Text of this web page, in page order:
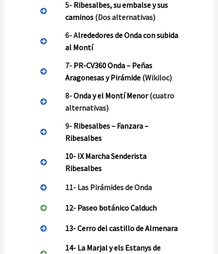
5- Ribesalbes, su embalse y sus
caminos (Dos alternativas)
6- Alrededores de Onda con subida
al Montí
7- PR-CV360 Onda – Peñas
Aragonesas y Pirámide (Wikiloc)
8-Onda y el Montí Menor(cuatro
alternativas)
9- Ribesalbes – Fanzara –
Ribesalbes
10- IX Marcha Senderista
Ribesalbes
11- Las Pirámides de Onda
12- Paseo botánico Calduch
13- Cerro del castillo de Almenara
14- La Marjal y els Estanys de